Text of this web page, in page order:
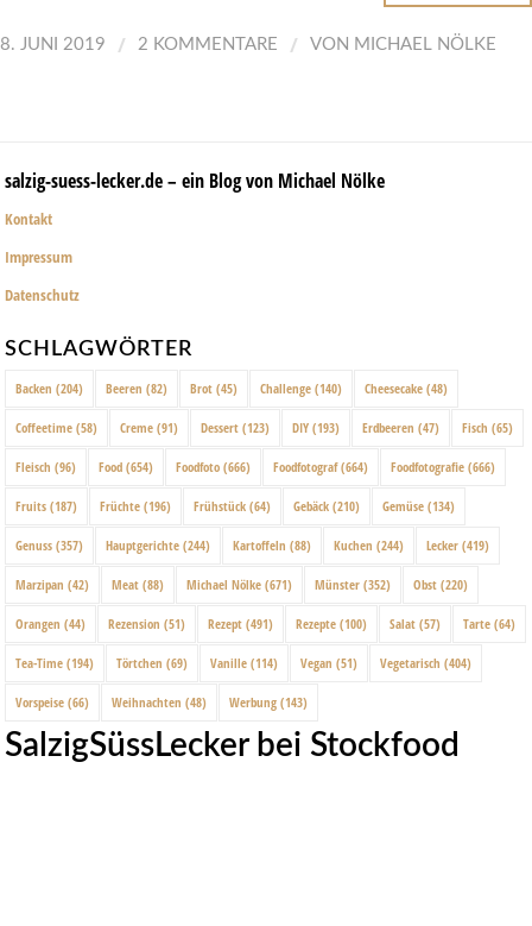
8. JUNI 2019 / 2 KOMMENTARE / VON MICHAEL NÖLKE
salzig-suess-lecker.de – ein Blog von Michael Nölke
Kontakt
Impressum
Datenschutz
SCHLAGWÖRTER
Backen (204) Beeren (82) Brot (45) Challenge (140) Cheesecake (48)
Coffeetime (58) Creme (91) Dessert (123) DIY (193) Erdbeeren (47) Fisch (65)
Fleisch (96) Food (654) Foodfoto (666) Foodfotograf(664) Foodfotografie (666)
Fruits (187) Früchte (196) Frühstück (64) Gebäck (210) Gemüse (134)
Genuss (357) Hauptgerichte (244) Kartoffeln (88) Kuchen (244) Lecker (419)
Marzipan (42) Meat (88) Michael Nölke (671) Münster (352) Obst (220)
Orangen (44) Rezension (51) Rezept (491) Rezepte (100) Salat (57) Tarte (64)
Tea-Time (194) Törtchen (69) Vanille (114) Vegan (51) Vegetarisch (404)
Vorspeise (66) Weihnachten (48) Werbung (143)
SalzigSüssLecker bei Stockfood